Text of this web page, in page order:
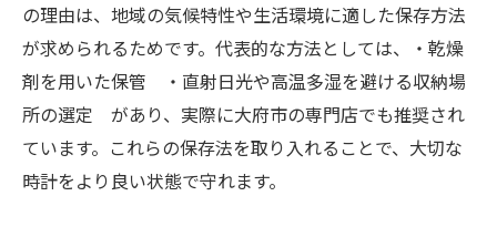
時計を守るためのサービス選びの基準
信頼できる時計店の見極め方
愛知県大府市で利用したい修理サービス
時計愛好家が重視する信頼性の要素
口コミで選ぶ時計修理店の特徴
の理由は、地域の気候特性や生活環境に適した保存方法
が求められるためです。代表的な方法としては、・乾燥
剤を用いた保管 ・直射日光や高温多湿を避ける収納場
所の選定 があり、実際に大府市の専門店でも推奨され
ています。これらの保存法を取り入れることで、大切な
時計をより良い状態で守れます。